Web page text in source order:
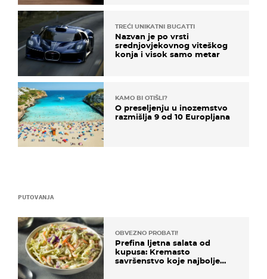
PUTOVANJA
OBVEZNO PROBATI!
Prefina ljetna salata od
kupusa: Kremasto
savršenstvo koje najbolje
TREĆI UNIKATNI BUGATTI
Nazvan je po vrsti
srednjovjekovnog viteškog
konja i visok samo metar
KAMO BI OTIŠLI?
O preseljenju u inozemstvo
razmišlja 9 od 10 Europljana